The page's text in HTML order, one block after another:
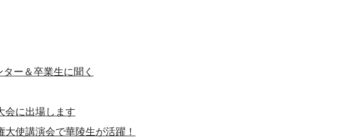
ー＆卒業生に聞く
に出場します
使講演会で華陵生が活躍！